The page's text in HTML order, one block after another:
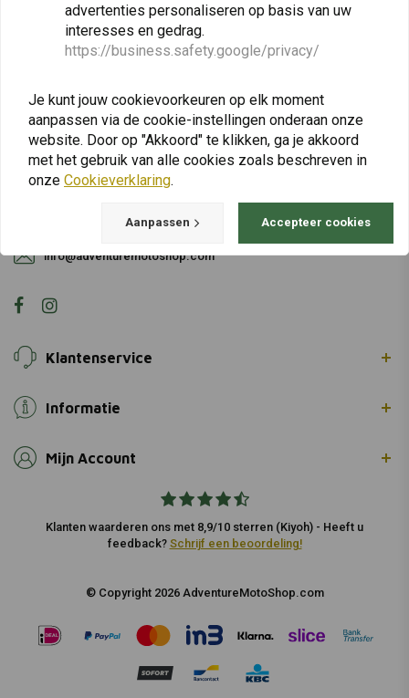
Bij vragen over je bestelling, levertijden,
kun je altijd op één van de onderstaande
manieren contact met ons opnemen.
Gotenburgweg 46a, 9723 TM Groningen (The Netherlands)
+31 85 06 06 06 5
info@adventuremotoshop.com
Klantenservice
Informatie
Mijn Account
Klanten waarderen ons met 8,9/10 sterren (Kiyoh) - Heeft u
feedback? Schrijf een beoordeling!
© Copyright 2026 AdventureMotoShop.com
advertenties personaliseren op basis van uw
interesses en gedrag.
https://business.safety.google/privacy/
Je kunt jouw cookievoorkeuren op elk moment
aanpassen via de cookie-instellingen onderaan onze
website. Door op "Akkoord" te klikken, ga je akkoord
met het gebruik van alle cookies zoals beschreven in
onze Cookieverklaring.
Aanpassen Accepteer cookies